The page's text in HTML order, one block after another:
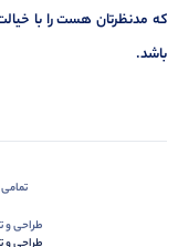
که مدنظرتان هست را با
باشد.
طراحی و